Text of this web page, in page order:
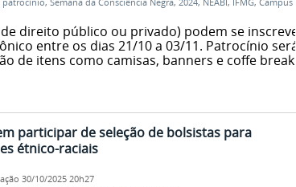
patrocínio, Semana da Consciência Negra, 2024, NEABI , IFMG, Campus
direito público ou privado) podem se inscrever
entre os dias 21/10 a 03/11. Patrocínio será
de itens como camisas, banners e coffe break.
participar de seleção de bolsistas para
étnico-raciais
30/10/2025 20h27